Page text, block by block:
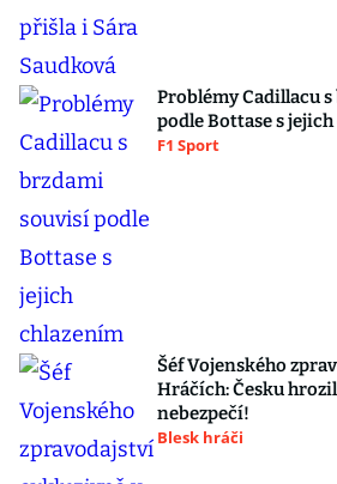
Problémy Cadillacu
podle Bottase s
F1 Sport
Šéf Vojenského
Hráčích: Česku
nebezpečí!
Blesk hráči